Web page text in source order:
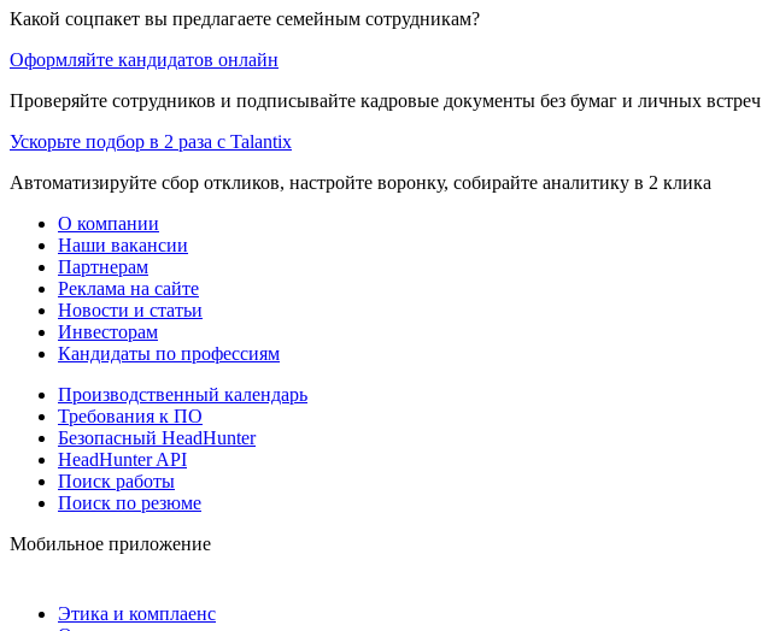
Какой соцпакет вы предлагаете семейным сотрудникам?
Оформляйте кандидатов онлайн
Проверяйте сотрудников и подписывайте кадровые документы без бумаг и личных встреч
Ускорьте подбор в 2 раза с Talantix
Автоматизируйте сбор откликов, настройте воронку, собирайте аналитику в 2 клика
О компании
Наши вакансии
Партнерам
Реклама на сайте
Новости и статьи
Инвесторам
Кандидаты по профессиям
Производственный календарь
Требования к ПО
Безопасный HeadHunter
HeadHunter API
Поиск работы
Поиск по резюме
Мобильное приложение
Этика и комплаенс